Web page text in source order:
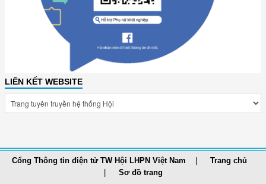
LIÊN KẾT WEBSITE
Cổng Thông tin điện tử TW Hội LHPN Việt Nam
Trang chủ
Sơ đồ trang